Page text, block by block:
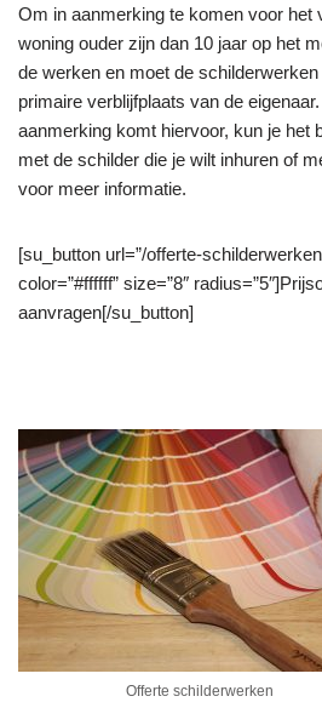
Om in aanmerking te komen voor het
woning ouder zijn dan 10 jaar op het
de werken en moet de
primaire verblijfplaats van de
aanmerking komt hiervoor, kun je het
met de schilder die je wilt inhuren of
voor meer informatie.
[su_button url=”/offerte-
color=”#ffffff” size=”8″
aanvragen[/su_button]
Offerte schilderwerken